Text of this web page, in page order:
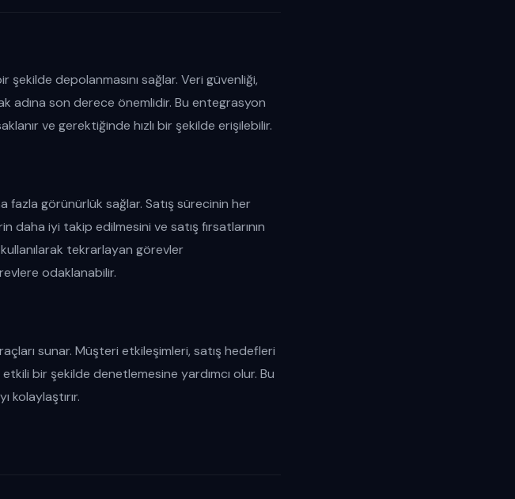
depolanmasını sağlar. Veri güvenliği,
adına son derece önemlidir. Bu entegrasyon
ve gerektiğinde hızlı bir şekilde erişilebilir.
fazla görünürlük sağlar. Satış sürecinin her
daha iyi takip edilmesini ve satış fırsatlarının
kullanılarak tekrarlayan görevler
odaklanabilir.
sunar. Müşteri etkileşimleri, satış hedefleri
bir şekilde denetlemesine yardımcı olur. Bu
kolaylaştırır.